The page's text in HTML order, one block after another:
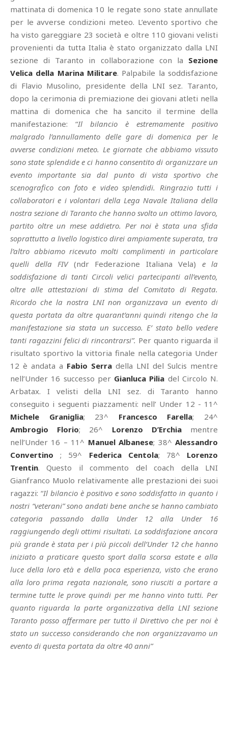
mattinata di domenica 10 le regate sono state annullate
per le avverse condizioni meteo. L’evento sportivo che
ha visto gareggiare 23 società e oltre 110 giovani velisti
provenienti da tutta Italia è stato organizzato dalla LNI
sezione di Taranto in collaborazione con la Sezione
Velica della Marina Militare. Palpabile la soddisfazione
di Flavio Musolino, presidente della LNI sez. Taranto,
dopo la cerimonia di premiazione dei giovani atleti nella
mattina di domenica che ha sancito il termine della
manifestazione: “Il bilancio è estremamente positivo
malgrado l’annullamento delle gare di domenica per le
avverse condizioni meteo. Le giornate che abbiamo vissuto
sono state splendide e ci hanno consentito di organizzare un
evento importante sia dal punto di vista sportivo che
scenografico con foto e video splendidi. Ringrazio tutti i
collaboratori e i volontari della Lega Navale Italiana della
nostra sezione di Taranto che hanno svolto un ottimo lavoro,
partito oltre un mese addietro. Per noi è stata una sfida
soprattutto a livello logistico direi ampiamente superata, tra
l’altro abbiamo ricevuto molti complimenti in particolare
quelli della FIV (ndr Federazione Italiana Vela) e la
soddisfazione di tanti Circoli velici partecipanti all’evento,
oltre alle attestazioni di stima del Comitato di Regata.
Ricordo che la nostra LNI non organizzava un evento di
questa portata da oltre quarant’anni quindi ritengo che la
manifestazione sia stata un successo. E’ stato bello vedere
tanti ragazzini felici di rincontrarsi”. Per quanto riguarda il
risultato sportivo la vittoria finale nella categoria Under
12 è andata a Fabio Serra della LNI del Sulcis mentre
nell’Under 16 successo per Gianluca Pilia del Circolo N.
Arbatax. I velisti della LNI sez. di Taranto hanno
conseguito i seguenti piazzamenti: nell’ Under 12 - 11^
Michele Graniglia; 23^ Francesco Farella; 24^
Ambrogio Florio; 26^ Lorenzo D’Erchiamentre
nell’Under 16 – 11^ Manuel Albanese; 38^Alessandro
Convertino ; 59^ Federica Centola; 78^ Lorenzo
Trentin. Questo il commento del coach della LNI
Gianfranco Muolo relativamente alle prestazioni dei suoi
ragazzi: “Il bilancio è positivo e sono soddisfatto in quanto i
nostri “veterani” sono andati bene anche se hanno cambiato
categoria passando dalla Under 12 alla Under 16
raggiungendo degli ottimi risultati. La soddisfazione ancora
più grande è stata per i più piccoli dell’Under 12 che hanno
iniziato a praticare questo sport dalla scorsa estate e alla
luce della loro età e della poca esperienza, visto che erano
alla loro prima regata nazionale, sono riusciti a portare a
termine tutte le prove quindi per me hanno vinto tutti. Per
quanto riguarda la parte organizzativa della LNI sezione
Taranto posso affermare per tutto il Direttivo che per noi è
stato un successo considerando che non organizzavamo un
evento di questa portata da oltre 40 anni”